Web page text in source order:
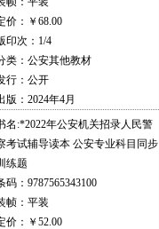
价：￥68.00
印次：1/4
类：公安其他教材
行：公开
版：2024年4月
名:*2022年公安机关招录人民警
考试辅导读本 公安专业科目同步
练题
码：9787565343100
帧：平装
价：￥52.00